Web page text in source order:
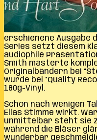
erschienene Ausgabe
Series setzt diesem
audiophile
Smith masterte
Originalbändern bei
wurde bei “Quality
180g-Vinyl.
Schon nach wenigen
Ellas Stimme wirkt.
unmittelbar steht sie
während die Bläser
wunderbar